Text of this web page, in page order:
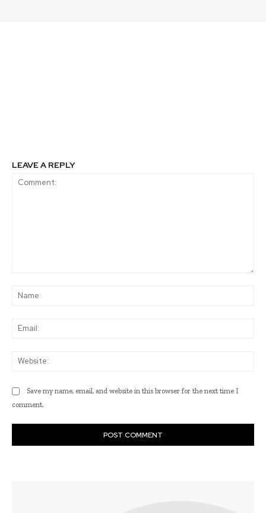
LEAVE A REPLY
Save my name, email, and website in this browser for the next time I
comment.